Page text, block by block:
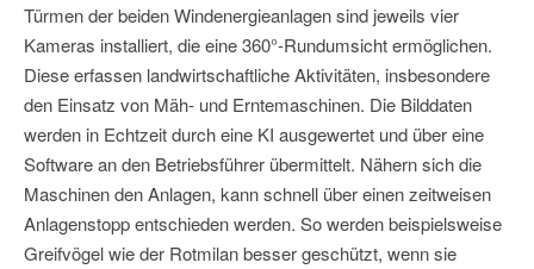
Türmen der beiden Windenergieanlagen sind jeweils vier
Kameras installiert, die eine 360°-Rundumsicht ermöglichen.
Diese erfassen landwirtschaftliche Aktivitäten, insbesondere
den Einsatz von Mäh- und Erntemaschinen. Die Bilddaten
werden in Echtzeit durch eine KI ausgewertet und über eine
Software an den Betriebsführer übermittelt. Nähern sich die
Maschinen den Anlagen, kann schnell über einen zeitweisen
Anlagenstopp entschieden werden. So werden beispielsweise
Greifvögel wie der Rotmilan besser geschützt, wenn sie